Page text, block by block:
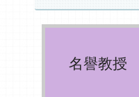
名譽教授